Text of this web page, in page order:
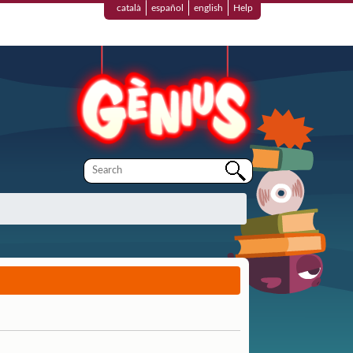
català español english Help